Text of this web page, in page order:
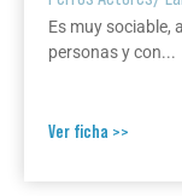
Es muy sociable,
personas y con...
Ver ficha >>